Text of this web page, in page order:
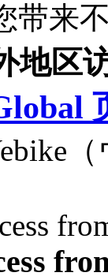
带来
地区